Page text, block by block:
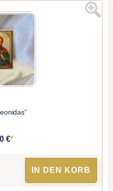
€*
IN DEN KORB